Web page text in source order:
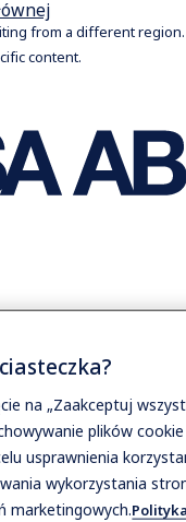
from a different
content.
na „Zaakceptuj
plików
usprawnienia
wykorzystania
marketingowych.